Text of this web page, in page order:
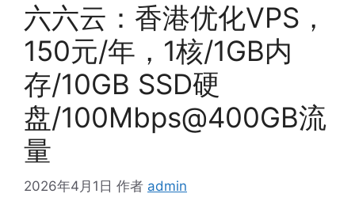
六六云：香港优化VPS，
150元/年，1核/1GB内
存/10GB SSD硬
盘/100Mbps@400GB流
量
2026年4月1日 作者 admin